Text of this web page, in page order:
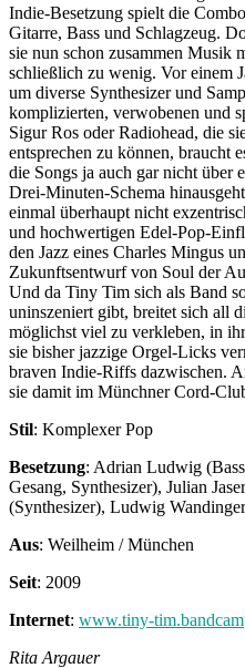
Indie-Besetzung spielt die
Gitarre, Bass und Schlagzeug.
sie nun schon zusammen Musik
schließlich zu wenig. Vor einem
um diverse Synthesizer und
komplizierten, verwobenen und
Sigur Ros oder Radiohead, die
entsprechen zu können, braucht
die Songs ja auch gar nicht über
Drei-Minuten-Schema
einmal überhaupt nicht
und hochwertigen Edel-Pop-
den Jazz eines Charles Mingus
Zukunftsentwurf von Soul der
Und da Tiny Tim sich als Band
uninszeniert gibt, breitet sich all
möglichst viel zu verkleben, in
sie bisher jazzige Orgel-Licks
braven Indie-Riffs dazwischen.
sie damit im Münchner Cord-
Stil: Komplexer Pop
Besetzung: Adrian Ludwig
Gesang, Synthesizer), Julian
(Synthesizer), Ludwig
Aus: Weilheim / München
Seit: 2009
Internet: www.tiny-
Rita Argauer